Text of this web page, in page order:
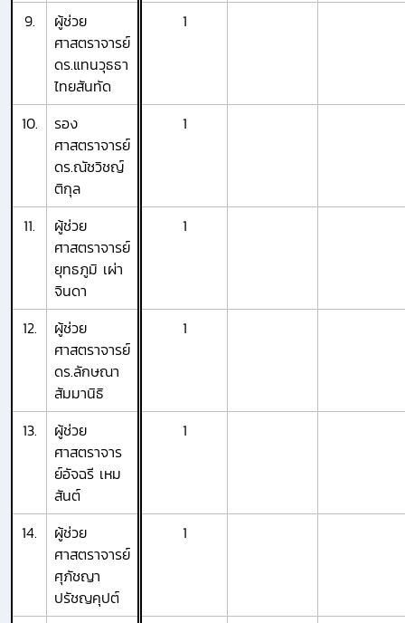
9.
ผู้ช่วย
ศาสตราจารย์
ดร.แทนวุธธา
ไทยสันทัด
1
10.
รอง
ศาสตราจารย์
ดร.ณัชวิชญ์
ติกุล
1
11.
ผู้ช่วย
ศาสตราจารย์
ยุทธภูมิ เผ่า
จินดา
1
12.
ผู้ช่วย
ศาสตราจารย์
ดร.ลักษณา
สัมมานิธิ
1
13.
ผู้ช่วย
ศาสตราจาร
ย์อัจฉรี เหม
สันต์
1
14.
ผู้ช่วย
ศาสตราจารย์
ศุภัชญา
ปรัชญคุปต์
1